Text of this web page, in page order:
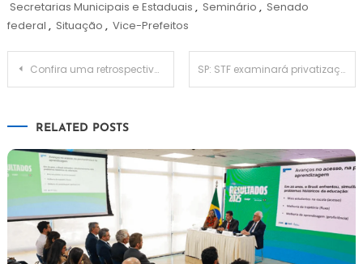
Secretarias Municipais e Estaduais , Seminário , Senado
federal , Situação , Vice-Prefeitos
Navegação
Confira uma retrospectiva das secretarias municipais sobre administração SP: STF examinará privatização dos serviços funerários
RELATED POSTS